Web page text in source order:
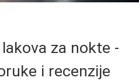
za nokte -
i recenzije